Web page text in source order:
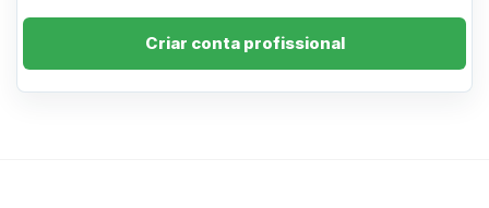
Criar conta profissional